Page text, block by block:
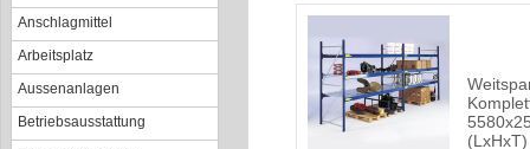
Anschlagmittel
Arbeitsplatz
Aussenanlagen
Betriebsausstattung
(LxHxT)